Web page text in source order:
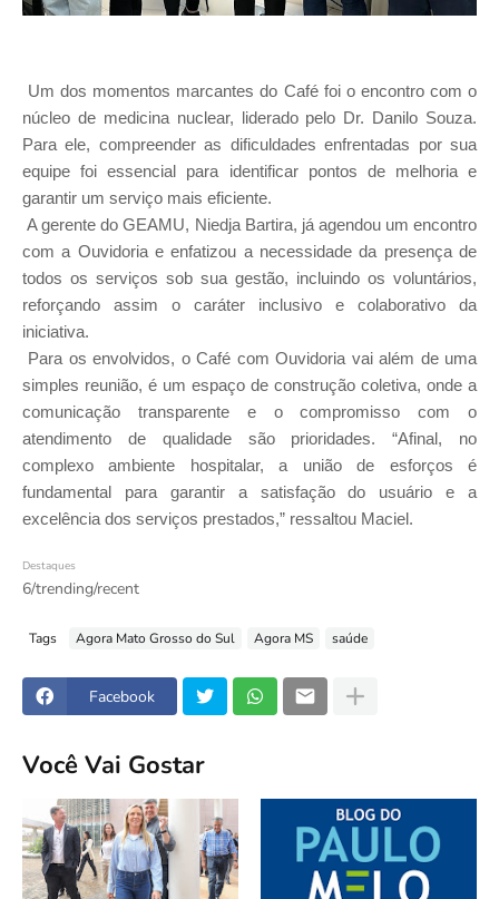
Um dos momentos marcantes do Café foi o encontro com o
núcleo de medicina nuclear, liderado pelo Dr. Danilo Souza.
Para ele, compreender as dificuldades enfrentadas por sua
equipe foi essencial para identificar pontos de melhoria e
garantir um serviço mais eficiente.
A gerente do GEAMU, Niedja Bartira, já agendou um encontro
com a Ouvidoria e enfatizou a necessidade da presença de
todos os serviços sob sua gestão, incluindo os voluntários,
reforçando assim o caráter inclusivo e colaborativo da
iniciativa.
Para os envolvidos, o Café com Ouvidoria vai além de uma
simples reunião, é um espaço de construção coletiva, onde a
comunicação transparente e o compromisso com o
atendimento de qualidade são prioridades. “Afinal, no
complexo ambiente hospitalar, a união de esforços é
fundamental para garantir a satisfação do usuário e a
excelência dos serviços prestados,” ressaltou Maciel.
Destaques
6/trending/recent
Tags Agora Mato Grosso do Sul Agora MS saúde
Facebook
Você Vai Gostar